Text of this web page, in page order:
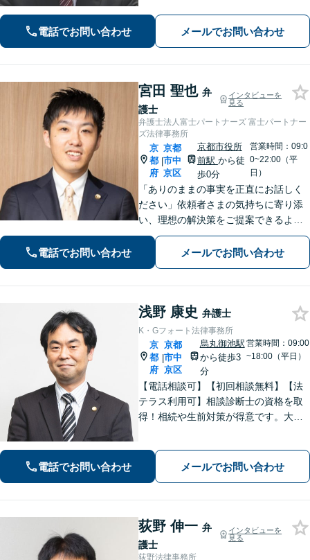
ます。最高の法律サービスを提供する
ために日々研鑽もしています。親切丁
電話でお問い合わせ メールでお問い合わせ
宮田 聖也 弁
護士
インタビューを
見る
弁護士法人富士パートナーズ 富士パートナー
ズ法律事務所
京
都
府
|
京都
市中
京区
京都市役所
前駅 から徒
歩0分
営業時間：09:0
0~22:00（平
日）
「ありのままの事実を正直にお話しく
ださい」依頼者さまの気持ちに寄り添
い、理想の解決策をご提案できるよう
尽力します【交通事故事件の実績豊
富】【賠償金が2倍に増額した事例あ
り】依頼者さまに代わってさまざまな
電話でお問い合わせ メールでお問い合わせ
浅野 康史 弁護士
K・Gフォート法律事務所
京
都
府
|
京都
市中
京区
烏丸御池駅
から徒歩3
分
営業時間：09:00
~18:00（平日）
【電話相談可】【初回相談無料】【法
テラス利用可】相談診断士の資格を取
得！相続や生前対策が得意です。大阪
交換で最良なリーガルサービスを【夜
間・休日面談可】【完全個室】【丸太
電話でお問い合わせ メールでお問い合わせ
荻野 伸一 弁
護士
インタビューを
見る
荻野法律事務所